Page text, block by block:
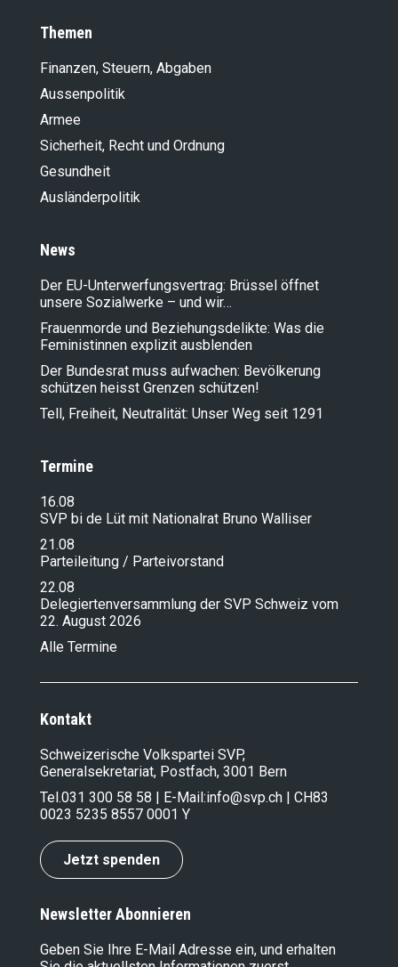
Themen
Finanzen, Steuern, Abgaben
Aussenpolitik
Armee
Sicherheit, Recht und Ordnung
Gesundheit
Ausländer­politik
News
Der EU-Unterwerfungsvertrag: Brüssel öffnet
unsere Sozialwerke – und wir…
Frauenmorde und Beziehungsdelikte: Was die
Feministinnen explizit ausblenden
Der Bundesrat muss aufwachen: Bevölkerung
schützen heisst Grenzen schützen!
Tell, Freiheit, Neutralität: Unser Weg seit 1291
Termine
16.08
SVP bi de Lüt mit Nationalrat Bruno Walliser
21.08
Parteileitung / Parteivorstand
22.08
Delegiertenversammlung der SVP Schweiz vom
22. August 2026
Alle Termine
Kontakt
Schweizerische Volkspartei SVP,
Generalsekretariat, Postfach, 3001 Bern
Tel.031 300 58 58 | E-Mail:info@svp.ch | CH83
0023 5235 8557 0001 Y
Jetzt spenden
Newsletter Abonnieren
Geben Sie Ihre E-Mail Adresse ein, und erhalten